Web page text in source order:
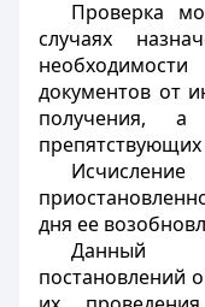
Проверка
случаях
документов от
получения,
дня ее
Данный
постановлений